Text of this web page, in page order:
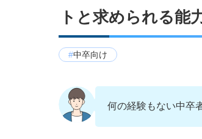
トと求められる能
中卒向け
何の経験もない中卒